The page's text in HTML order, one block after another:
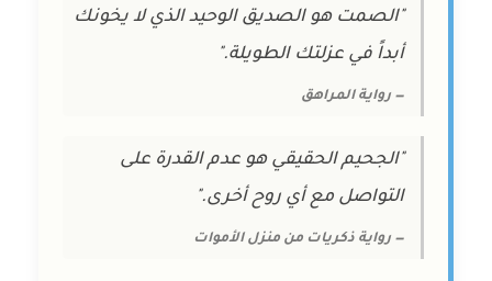
"الصمت هو الصديق الوحيد الذي لا يخونك
أبداً في عزلتك الطويلة."
— رواية المراهق
"الجحيم الحقيقي هو عدم القدرة على
التواصل مع أي روح أخرى."
— رواية ذكريات من منزل الأموات